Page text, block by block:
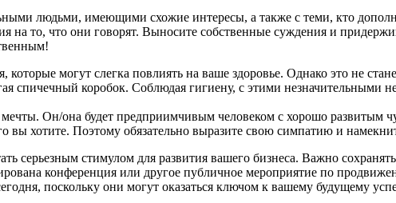
людьми, имеющими схожие интересы, а также с теми, кто
на то, что они говорят. Выносите собственные суждения и
которые могут слегка повлиять на ваше здоровье. Однако это не
спичечный коробок. Соблюдая гигиену, с этими
мечты. Он/она будет предприимчивым человеком с хорошо развитым
вы хотите. Поэтому обязательно выразите свою симпатию и
серьезным стимулом для развития вашего бизнеса. Важно
конференция или другое публичное мероприятие по
поскольку они могут оказаться ключом к вашему будущему